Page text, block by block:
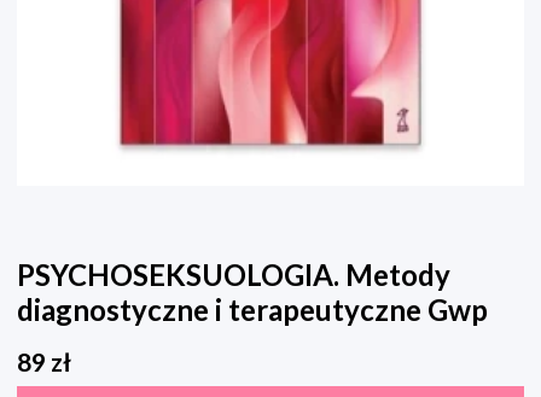
PSYCHOSEKSUOLOGIA. Metody
diagnostyczne i terapeutyczne Gwp
89 zł